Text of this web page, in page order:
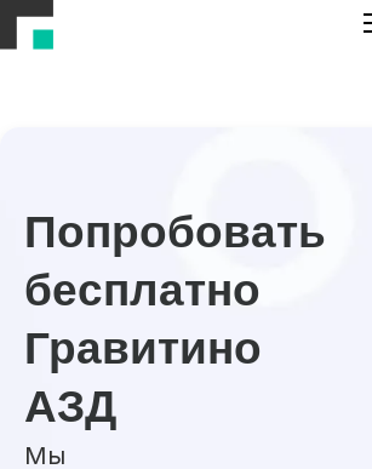
Попробовать
бесплатно
Гравитино
АЗД
Мы